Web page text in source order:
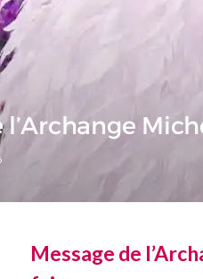
l’Archange
Message de